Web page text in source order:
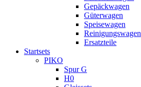
Gepäckwagen
Güterwagen
Speisewagen
Reinigungswagen
Ersatzteile
Startsets
PIKO
Spur G
H0